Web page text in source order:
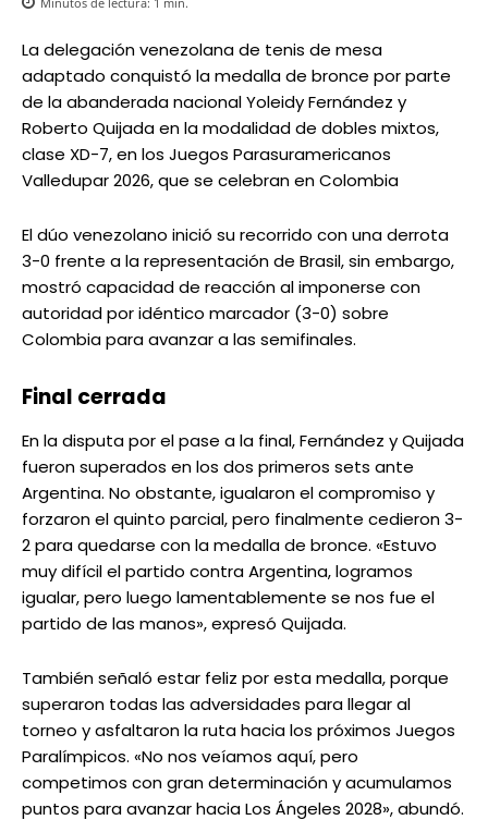
La delegación venezolana de tenis de mesa
adaptado conquistó la medalla de bronce por parte
de la abanderada nacional Yoleidy Fernández y
Roberto Quijada en la modalidad de dobles mixtos,
clase XD-7, en los Juegos Parasuramericanos
Valledupar 2026, que se celebran en Colombia
El dúo venezolano inició su recorrido con una derrota
3-0 frente a la representación de Brasil, sin embargo,
mostró capacidad de reacción al imponerse con
autoridad por idéntico marcador (3-0) sobre
Colombia para avanzar a las semifinales.
Final cerrada
En la disputa por el pase a la final, Fernández y Quijada
fueron superados en los dos primeros sets ante
Argentina. No obstante, igualaron el compromiso y
forzaron el quinto parcial, pero finalmente cedieron 3-
2 para quedarse con la medalla de bronce. «Estuvo
muy difícil el partido contra Argentina, logramos
igualar, pero luego lamentablemente se nos fue el
partido de las manos», expresó Quijada.
También señaló estar feliz por esta medalla, porque
superaron todas las adversidades para llegar al
torneo y asfaltaron la ruta hacia los próximos Juegos
Paralímpicos. «No nos veíamos aquí, pero
competimos con gran determinación y acumulamos
puntos para avanzar hacia Los Ángeles 2028», abundó.